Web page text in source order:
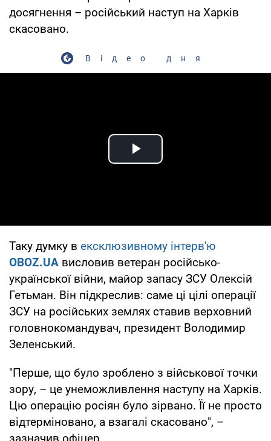
досягнення – російський наступ на Харків
скасовано.
Відео дня
Play Video
Таку думку в ексклюзивному інтерв'ю
OBOZ.UA висловив ветеран російсько-
української війни, майор запасу ЗСУ Олексій
Гетьман. Він підкреслив: саме ці цілі операції
ЗСУ на російських землях ставив верховний
головнокомандувач, президент Володимир
Зеленський.
"Перше, що було зроблено з військової точки
зору, – це унеможливлення наступу на Харків.
Цю операцію росіян було зірвано. Її не просто
відтерміновано, а взагалі скасовано", –
зазначив офіцер.